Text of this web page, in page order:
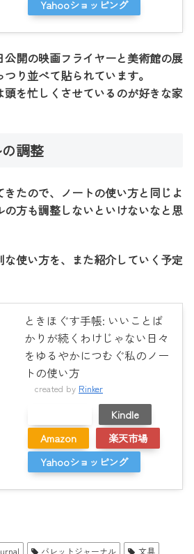
Yahooショッピング
公開の映画フライヤーと美術館の展
り並べて貼られています。
を忙しくさせているのが好きな家
調整
たので、ノートの使い方と同じよ
の方も調整しないといけないなと思
な使い方を、また紹介していく予定
ときほぐす手帳: いいことば
かりが続くわけじゃない日々
をゆるやかにつむぐ私のノー
トの使い方
created by Rinker
Kindle
Amazon
楽天市場
Yahooショッピング
バレットジャーナル
文具